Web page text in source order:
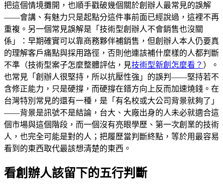
把這個情境攤開，也順手戳破幾個關於創辦人最常見的誤解
——會講、有魅力只是起點分這件事前面已經說過，這裡不再
重複。另一個常見誤解是「技術型創辦人不會銷售也沒關
係」：早期確實可以靠商務夥伴補銷售，但創辦人本人仍要真
的理解客戶痛點與採用路徑，否則他連該補什麼樣的人都判斷
不準（技術型案子怎麼整體評估，見技術型新創怎麼看？ ）。
也常見「創辦人很堅持，所以抗壓性強」的誤判——堅持若不
含修正能力，只是硬撐，而硬撐在錯方向上反而加速燒錢。在
台灣特別常見的還有一種，是「有名校或大公司背景就夠了」
——背景是訊號不是結論，台大、大廠出身的人未必就適合這
個市場與這個階段，而一個沒有亮眼學歷、第一次創業的技術
人，也完全可能是對的人；把履歷當判斷終點，等於用最容易
看到的東西取代最該想清楚的東西。
看創辦人該留下的五行判斷